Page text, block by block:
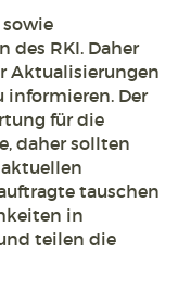
des RKI. Daher
Aktualisierungen
informieren. Der
für die
daher sollten
tauschen
in
teilen die